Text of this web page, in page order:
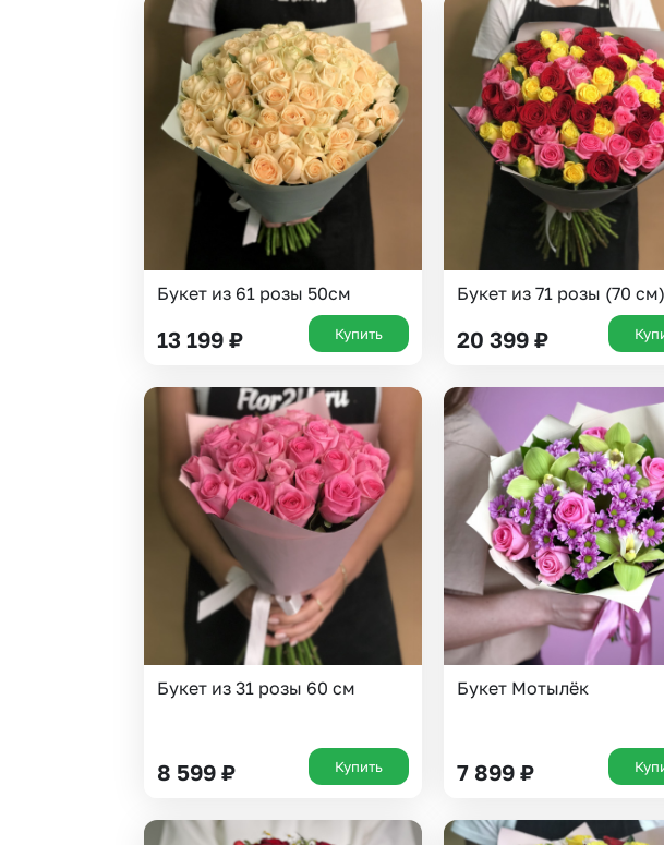
Нижний Новгород
Казань
Челябинск
Новосибирск
Волгоград
Букет из 61 розы 50см
13 199 ₽ Купить
Букет из 71 розы (70 см)
20 399 ₽
Букет из 31 розы 60 см
8 599 ₽ Купить
Букет Мотылёк
7 899 ₽